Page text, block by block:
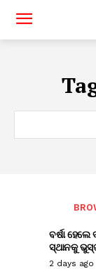
ବର୍ଷା
ସ୍ଥାନକୁ
2 days ago